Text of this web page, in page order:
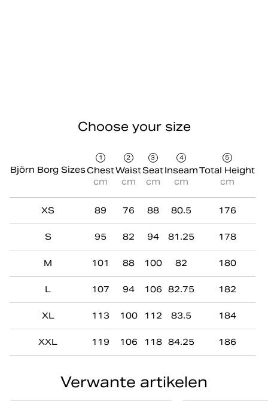
Choose your size
Björn Borg Sizes
1
Chest
cm
2
Waist
cm
3
Seat
cm
4
Inseam
cm
5
Total Height
cm
XS 89 76 88 80.5 176
S 95 82 94 81.25 178
M 101 88 100 82 180
L 107 94 106 82.75 182
XL 113 100 112 83.5 184
XXL 119 106 118 84.25 186
Verwante artikelen